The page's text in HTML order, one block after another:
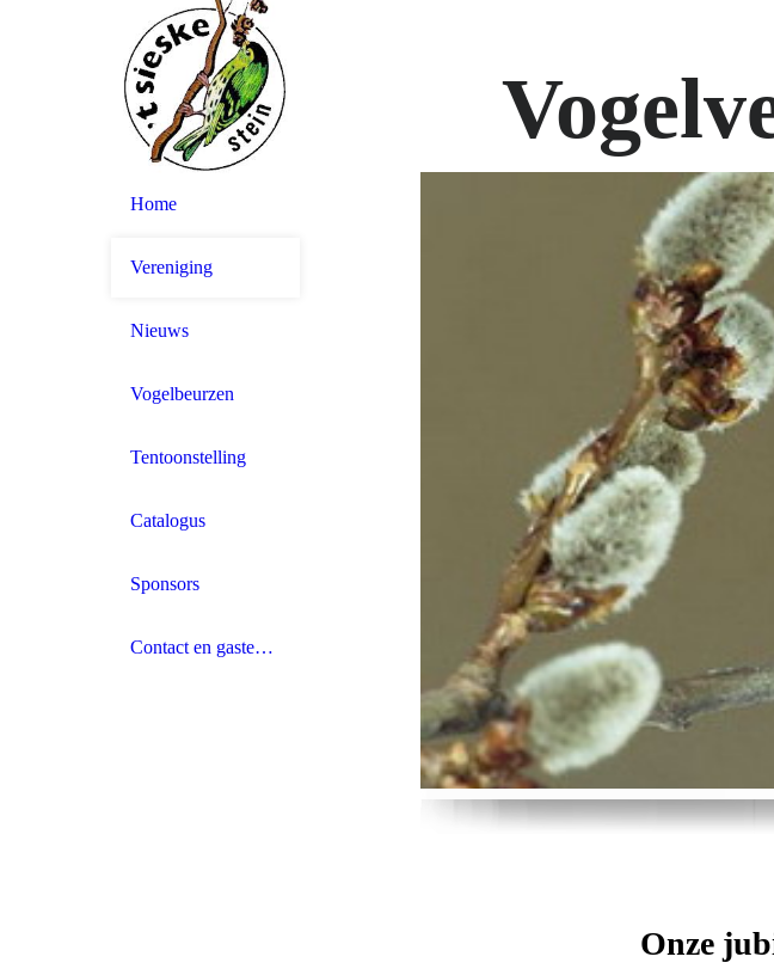
Home
Vereniging
Nieuws
Vogelbeurzen
Tentoonstelling
Catalogus
Sponsors
Contact en gastenboek
Onze